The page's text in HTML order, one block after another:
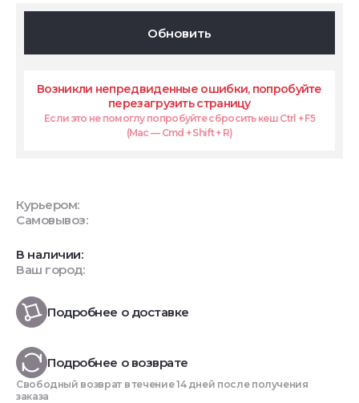
Обновить
Возникли непредвиденные ошибки, попробуйте
перезагрузить страницу
Если это не помоглу попробуйте сбросить кеш Ctrl + F5
(Mac — Cmd + Shift + R)
Курьером:
Самовывоз:
В наличии:
Ваш город:
Подробнее о доставке
Подробнее о возврате
Свободный возврат в течение 14 дней после получения
заказа